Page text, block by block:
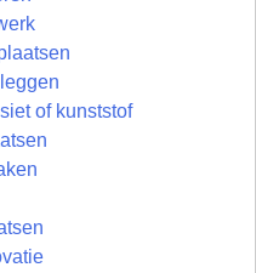
of kunststof